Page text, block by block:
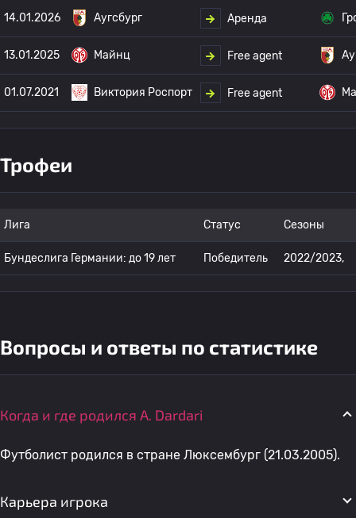
14.01.2026 Аугсбург Аренда
13.01.2025 Майнц Free agent
01.07.2021 Виктория Роспорт Free agent
Трофеи
Лига Статус Сезоны
Бундеслига Германии: до 19 лет Победитель 2022/2023,
Вопросы и ответы по статистике
Когда и где родился A. Dardari
Футболист родился в стране Люксембург (21.03.2005).
Карьера игрока